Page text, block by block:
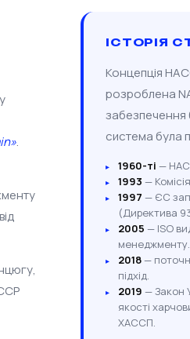
.
ІСТОРІЯ
Концепція
розроблена
забезпечення
система була
1960-ті —
1993 —
1997 — ЄС
(Директива
2005 — ISO
менеджменту.
2018—
підхід.
2019 — Закон
якості
ХАССП.